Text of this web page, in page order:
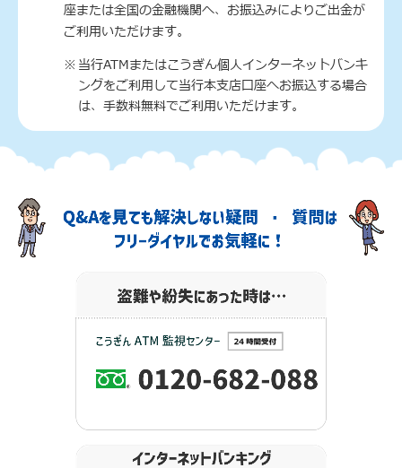
座または全国の金融機関へ、お振込みによりご出金が
ご利用いただけます。
当行ATMまたはこうぎん個人インターネットバンキ
ングをご利用して当行本支店口座へお振込する場合
は、手数料無料でご利用いただけます。